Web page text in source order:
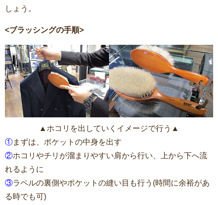
しょう。
<ブラッシングの手順>
▲ホコリを出していくイメージで行う▲
①まずは、ポケットの中身を出す
②ホコリやチリが溜まりやすい肩から行い、上から下へ流
れるように
③ラペルの裏側やポケットの縫い目も行う(時間に余裕があ
る時でも可)